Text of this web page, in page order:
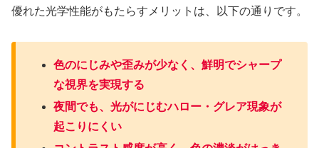
優れた光学性能がもたらすメリットは、以下の通りです。
色のにじみや歪みが少なく、鮮明でシャープ
な視界を実現する
夜間でも、光がにじむハロー・グレア現象が
起こりにくい